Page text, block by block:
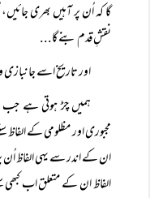
گا کہ اُن پر آہیں بھری
نقشِ قدم بنے گا...
اور تاریخ اسے
ہمیں چڑ ہوتی ہے جب
مجبوری اور مظلومی کے الفاظ
ان کے اندر سے یہی الفاظ
الفاظ ان کے متعلق اب